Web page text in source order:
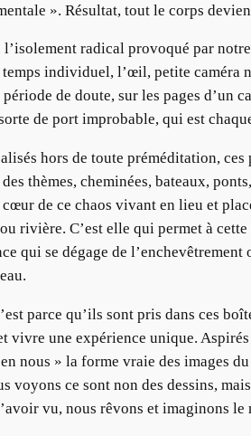
». Résultat, tout le corps
l’isolement radical provoqué par
temps individuel, l’œil, petite caméra
période de doute, sur les pages d’un
de port improbable, qui est
hors de toute préméditation,
thèmes, cheminées, bateaux,
de ce chaos vivant en lieu et
rivière. C’est elle qui permet à
qui se dégage de
parce qu’ils sont pris dans ces
vivre une expérience unique.
nous » la forme vraie des images
voyons ce sont non des dessins,
vu, nous rêvons et imaginons le